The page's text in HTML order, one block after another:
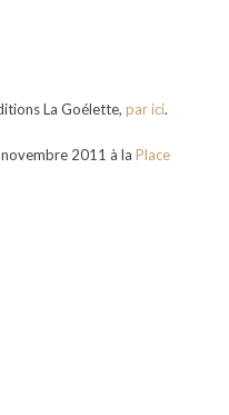
La Goélette, par ici.
2011 à la Place